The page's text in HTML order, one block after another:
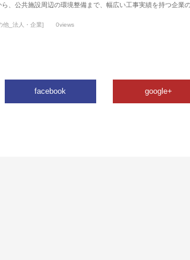
ら、公共施設周辺の環境整備まで、幅広い工事実績を持つ企業
他_法人・企業] 0views
facebook google+